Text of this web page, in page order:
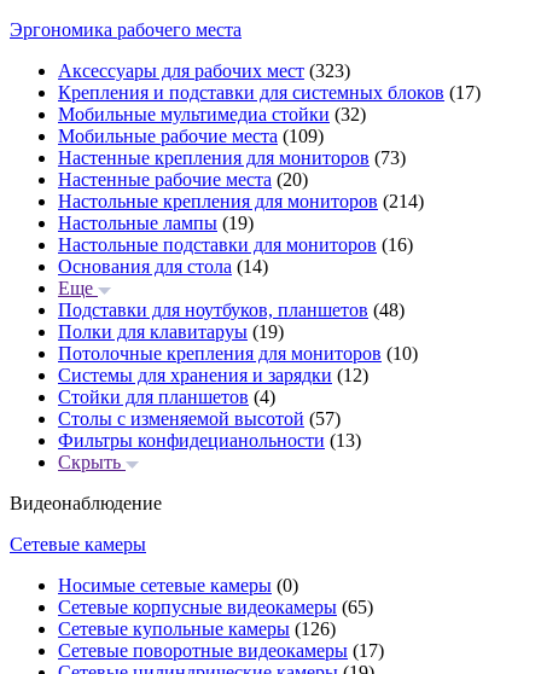
Эргономика рабочего места
Аксессуары для рабочих мест (323)
Крепления и подставки для системных блоков (17)
Мобильные мультимедиа стойки (32)
Мобильные рабочие места (109)
Настенные крепления для мониторов (73)
Настенные рабочие места (20)
Настольные крепления для мониторов (214)
Настольные лампы (19)
Настольные подставки для мониторов (16)
Основания для стола (14)
Еще
Подставки для ноутбуков, планшетов (48)
Полки для клавитаруы (19)
Потолочные крепления для мониторов (10)
Системы для хранения и зарядки (12)
Стойки для планшетов (4)
Столы с изменяемой высотой (57)
Фильтры конфидецианольности (13)
Скрыть
Видеонаблюдение
Сетевые камеры
Носимые сетевые камеры (0)
Сетевые корпусные видеокамеры (65)
Сетевые купольные камеры (126)
Сетевые поворотные видеокамеры (17)